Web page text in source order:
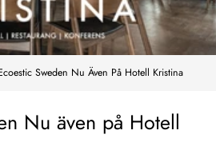
Sweden Nu Även På Hotell Kristina
Nu även på Hotell